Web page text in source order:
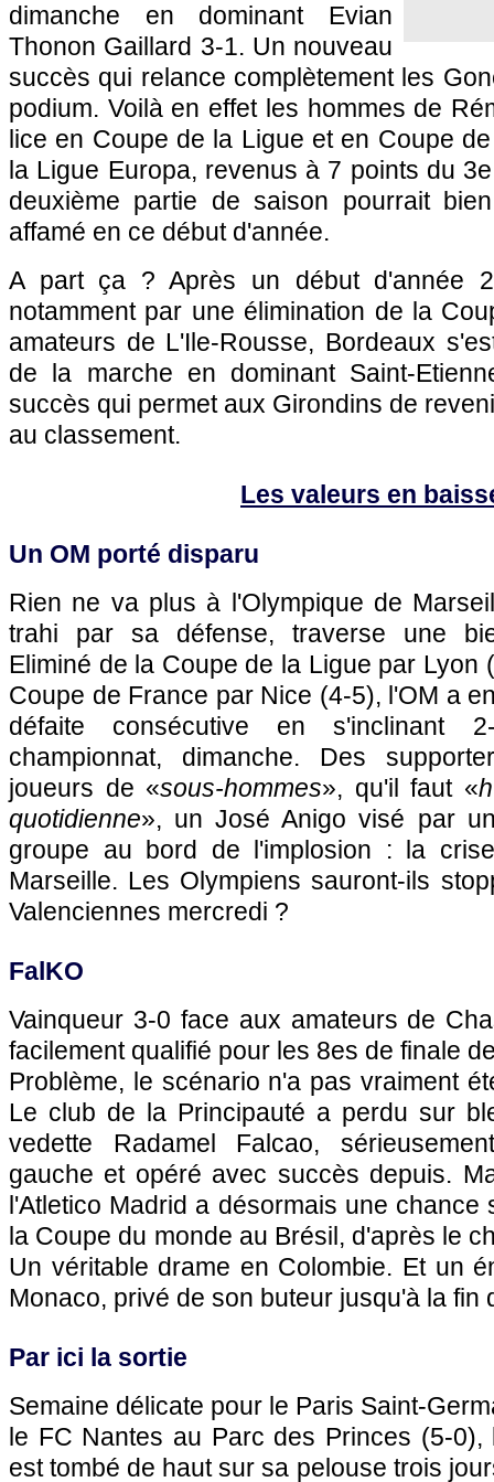
dimanche en dominant Evian
Thonon Gaillard 3-1. Un nouveau
succès qui relance complètement les
podium. Voilà en effet les hommes de
lice en Coupe de la Ligue et en Coupe
la Ligue Europa, revenus à 7 points du
deuxième partie de saison pourrait
affamé en ce début d'année.
A part ça ? Après un début d'année
notamment par une élimination de la
amateurs de L'Ile-Rousse, Bordeaux
de la marche en dominant Saint-
succès qui permet aux Girondins de
au classement.
Les valeurs en
Un OM porté disparu
Rien ne va plus à l'Olympique de
trahi par sa défense, traverse une
Eliminé de la Coupe de la Ligue par Lyon
Coupe de France par Nice (4-5), l'OM a
défaite consécutive en
championnat, dimanche. Des
joueurs de «sous-hommes», qu'il faut «
quotidienne», un José Anigo visé par
groupe au bord de l'implosion : la
Marseille. Les Olympiens sauront-ils
Valenciennes mercredi ?
FalKO
Vainqueur 3-0 face aux amateurs de
facilement qualifié pour les 8es de finale
Problème, le scénario n'a pas vraiment
Le club de la Principauté a perdu sur
vedette Radamel Falcao,
gauche et opéré avec succès depuis.
l'Atletico Madrid a désormais une chance
la Coupe du monde au Brésil, d'après le
Un véritable drame en Colombie. Et un
Monaco, privé de son buteur jusqu'à la fin
Par ici la sortie
Semaine délicate pour le Paris Saint-
le FC Nantes au Parc des Princes (5-
est tombé de haut sur sa pelouse trois